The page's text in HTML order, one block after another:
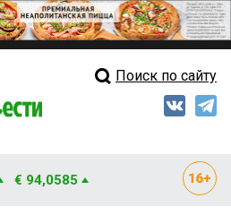
Свежий выпускПоиск по сайту
€ 94,0585